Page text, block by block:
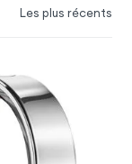
Les plus récents